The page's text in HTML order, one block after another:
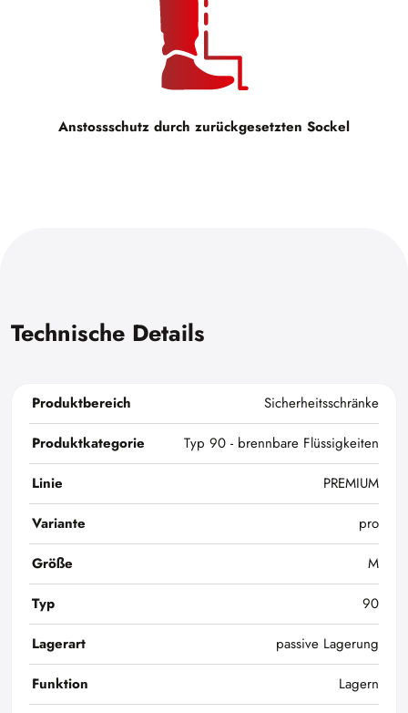
Anstossschutz durch zurückgesetzten Sockel
Technische Details
Produktbereich
Sicherheitsschränke
Produktkategorie
Typ 90 - brennbare Flüssigkeiten
Linie
PREMIUM
Variante
pro
Größe
M
Typ
90
Lagerart
passive Lagerung
Funktion
Lagern